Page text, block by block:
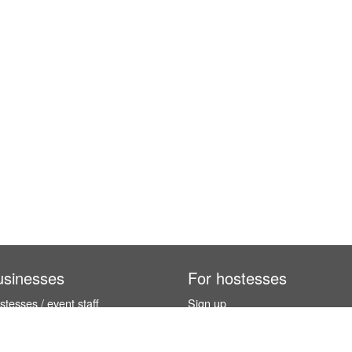
/ event staff
For hostesses
Sign up